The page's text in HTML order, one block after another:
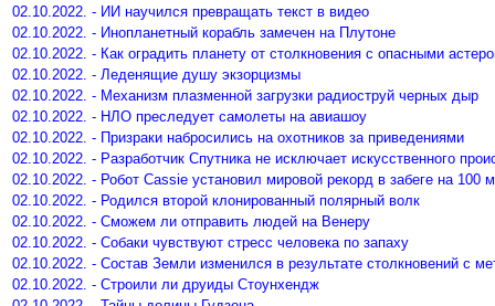
02.10.2022. - ИИ научился превращать текст в видео
02.10.2022. - Инопланетный корабль замечен на Плутоне
02.10.2022. - Как оградить планету от столкновения с опасными
02.10.2022. - Леденящие душу экзорцизмы
02.10.2022. - Механизм плазменной загрузки радиоструй черных дыр
02.10.2022. - НЛО преследует самолеты на авиашоу
02.10.2022. - Призраки набросились на охотников за приведениями
02.10.2022. - Разработчик Спутника не исключает искусственного
02.10.2022. - Робот Cassie установил мировой рекорд в забеге на 100
02.10.2022. - Родился второй клонированный полярный волк
02.10.2022. - Сможем ли отправить людей на Венеру
02.10.2022. - Собаки чувствуют стресс человека по запаху
02.10.2022. - Состав Земли изменился в результате столкновений с
02.10.2022. - Строили ли друиды Стоунхендж